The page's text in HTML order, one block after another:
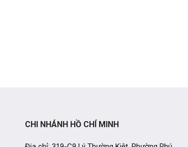
CHI NHÁNH HỒ CHÍ MINH